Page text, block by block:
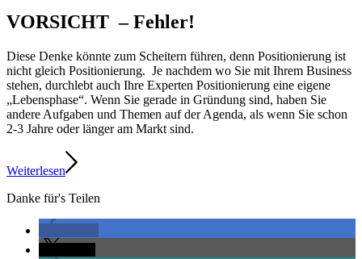
VORSICHT – Fehler!
Diese Denke könnte zum Scheitern führen, denn Positionierung ist
nicht gleich Positionierung. Je nachdem wo Sie mit Ihrem Business
stehen, durchlebt auch Ihre Experten Positionierung eine eigene
„Lebensphase“. Wenn Sie gerade in Gründung sind, haben Sie
andere Aufgaben und Themen auf der Agenda, als wenn Sie schon
2-3 Jahre oder länger am Markt sind.
Weiterlesen
Danke für's Teilen